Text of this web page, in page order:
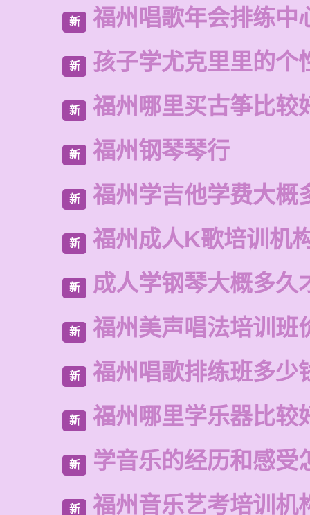
新 福州唱歌年会排练中
新 孩子学尤克里里的个
新 福州哪里买古筝比较
新 福州钢琴琴行
新 福州学吉他学费大概
新 福州成人K歌培训机
新 成人学钢琴大概多久
新 福州美声唱法培训班
新 福州唱歌排练班多少
新 福州哪里学乐器比较
新 学音乐的经历和感受
新 福州音乐艺考培训机